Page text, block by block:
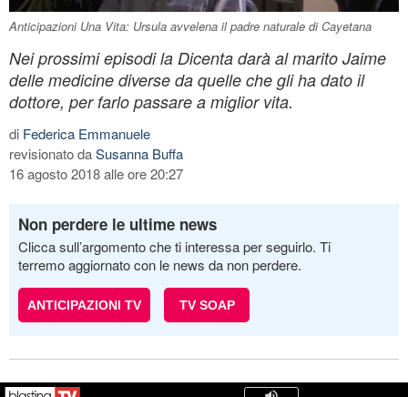
Anticipazioni Una Vita: Ursula avvelena il padre naturale di Cayetana
Nei prossimi episodi la Dicenta darà al marito Jaime
delle medicine diverse da quelle che gli ha dato il
dottore, per farlo passare a miglior vita.
di Federica Emmanuele
revisionato daSusanna Buffa
16 agosto 2018 alle ore 20:27
Non perdere le ultime news
Clicca sull’argomento che ti interessa per seguirlo. Ti
terremo aggiornato con le news da non perdere.
ANTICIPAZIONI TV TV SOAP